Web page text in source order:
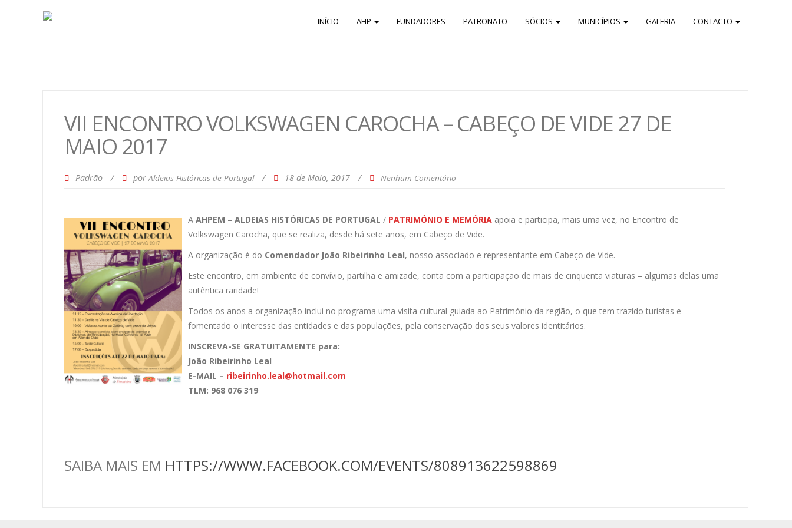
INÍCIO AHP FUNDADORES PATRONATO SÓCIOS MUNICÍPIOS GALERIA CONTACTO
VII ENCONTRO VOLKSWAGEN CAROCHA – CABEÇO DE VIDE 27 DE
MAIO 2017
Padrão / porAldeias Históricas de Portugal / 18 de Maio, 2017 / Nenhum Comentário
A AHPEM – ALDEIAS HISTÓRICAS DE PORTUGAL / PATRIMÓNIO E MEMÓRIAapoia e participa, mais uma vez, no Encontro de
Volkswagen Carocha, que se realiza, desde há sete anos, em Cabeço de Vide.
A organização é do Comendador João Ribeirinho Leal, nosso associado e representante em Cabeço de Vide.
Este encontro, em ambiente de convívio, partilha e amizade, conta com a participação de mais de cinquenta viaturas – algumas delas uma
autêntica raridade!
Todos os anos a organização inclui no programa uma visita cultural guiada ao Património da região, o que tem trazido turistas e
fomentado o interesse das entidades e das populações, pela conservação dos seus valores identitários.
INSCREVA-SE GRATUITAMENTE para:
João Ribeirinho Leal
E-MAIL – ribeirinho.leal@hotmail.com
TLM: 968 076 319
SAIBA MAIS EM HTTPS://WWW.FACEBOOK.COM/EVENTS/808913622598869